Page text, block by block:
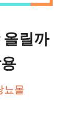
올릴까
뇨몰